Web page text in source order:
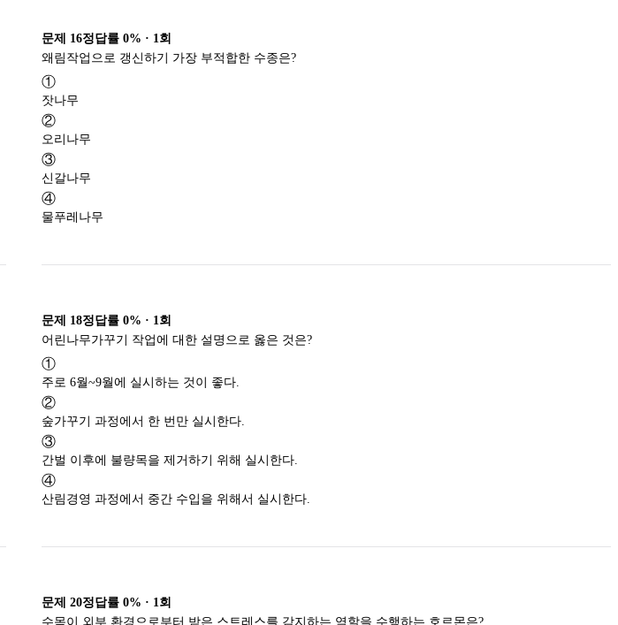
문제 16정답률 0% · 1 회
①
잣나무
②
오리나무
③
신갈나무
④
물푸레나무
문제 18정답률 0% · 1 회
①
주로 6월~9월에 실시하는 것이 좋다.
②
숲가꾸기 과정에서 한 번만 실시한다.
③
간벌 이후에 불량목을 제거하기 위해 실시한다.
④
산림경영 과정에서 중간 수입을 위해서 실시한다.
문제 20정답률 0% · 1 회